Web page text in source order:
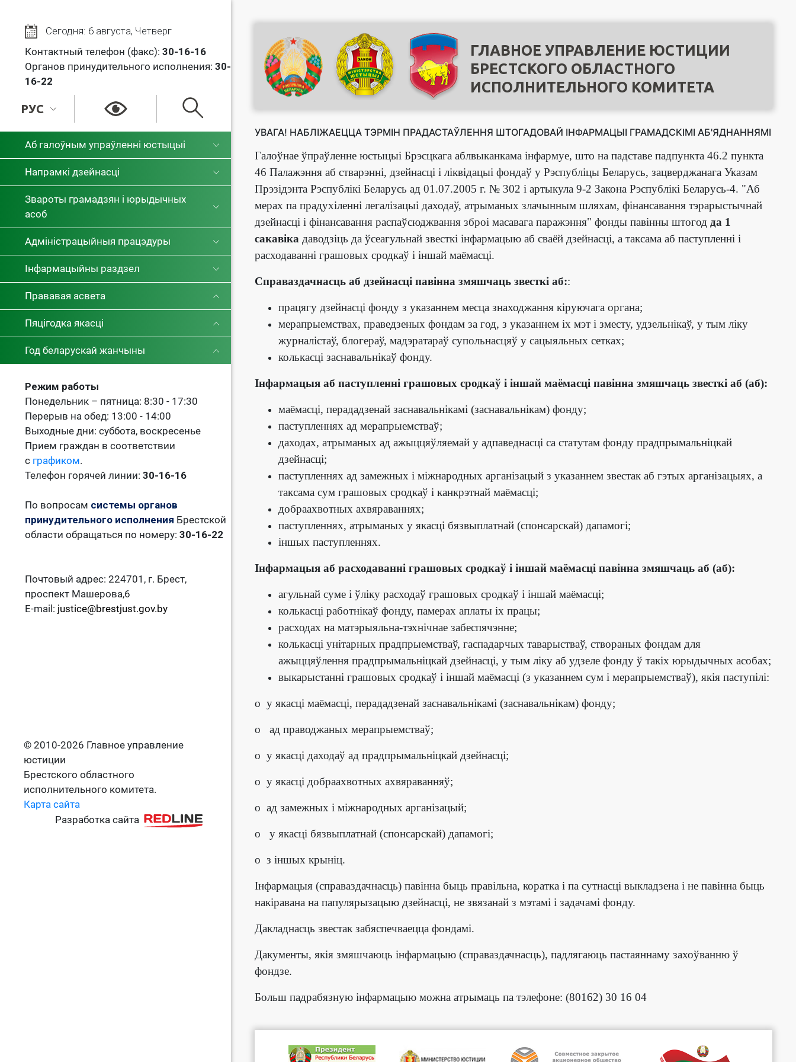
Сегодня: 6 августа, Четверг
Контактный телефон (факс): 30-16-16
Органов принудительного исполнения: 30-
16-22
РУС
Аб галоўным упраўленні юстыцыі
Напрамкі дзейнасці
Звароты грамадзян і юрыдычных
асоб
Адміністрацыйныя працэдуры
Інфармацыйны раздзел
Прававая асвета
Пяцігодка якасці
Год беларускай жанчыны
Режим работы
Понедельник – пятница: 8:30 - 17:30
Перерыв на обед: 13:00 - 14:00
Выходные дни: суббота, воскресенье
Прием граждан в соответствии
с графиком.
Телефон горячей линии: 30-16-16
По вопросам системы органов
принудительного исполнения Брестской
области обращаться по номеру: 30-16-22
Почтовый адрес: 224701, г. Брест,
проспект Машерова,6
E-mail: justice@brestjust.gov.by
© 2010-2026 Главное управление
юстиции
Брестского областного
исполнительного комитета.
Карта сайта
Разработка сайта
ГЛАВНОЕ УПРАВЛЕНИЕ ЮСТИЦИИ
БРЕСТСКОГО ОБЛАСТНОГО
ИСПОЛНИТЕЛЬНОГО КОМИТЕТА
УВАГА! НАБЛІЖАЕЦЦА ТЭРМІН ПРАДАСТАЎЛЕННЯ ШТОГАДОВАЙ ІНФАРМАЦЫІ ГРАМАДСКІМІ АБ'ЯДНАННЯМІ
Галоўнае ўпраўленне юстыцыі Брэсцкага аблвыканкама інфармуе, што на падставе падпункта 46.2 пункта
46 Палажэння аб стварэнні, дзейнасці і ліквідацыі фондаў у Рэспубліцы Беларусь, зацверджанага Указам
Прэзідэнта Рэспублікі Беларусь ад 01.07.2005 г. № 302 і артыкула 9-2 Закона Рэспублікі Беларусь-4. "Аб
мерах па прадухіленні легалізацыі даходаў, атрыманых злачынным шляхам, фінансавання тэрарыстычнай
дзейнасці і фінансавання распаўсюджвання зброі масавага паражэння" фонды павінны штогод да 1
сакавіка даводзіць да ўсеагульнай звесткі інфармацыю аб сваёй дзейнасці, а таксама аб паступленні і
расходаванні грашовых сродкаў і іншай маёмасці.
Справаздачнасць аб дзейнасці павінна змяшчаць звесткі аб::
працягу дзейнасці фонду з указаннем месца знаходжання кіруючага органа;
мерапрыемствах, праведзеных фондам за год, з указаннем іх мэт і зместу, удзельнікаў, у тым ліку
журналістаў, блогераў, мадэратараў супольнасцяў у сацыяльных сетках;
колькасці заснавальнікаў фонду.
Інфармацыя аб паступленні грашовых сродкаў і іншай маёмасці павінна змяшчаць звесткі аб (аб):
маёмасці, перададзенай заснавальнікамі (заснавальнікам) фонду;
паступленнях ад мерапрыемстваў;
даходах, атрыманых ад ажыццяўляемай у адпаведнасці са статутам фонду прадпрымальніцкай
дзейнасці;
паступленнях ад замежных і міжнародных арганізацый з указаннем звестак аб гэтых арганізацыях, а
таксама сум грашовых сродкаў і канкрэтнай маёмасці;
добраахвотных ахвяраваннях;
паступленнях, атрыманых у якасці бязвыплатнай (спонсарскай) дапамогі;
іншых паступленнях.
Інфармацыя аб расходаванні грашовых сродкаў і іншай маёмасці павінна змяшчаць аб (аб):
агульнай суме і ўліку расходаў грашовых сродкаў і іншай маёмасці;
колькасці работнікаў фонду, памерах аплаты іх працы;
расходах на матэрыяльна-тэхнічнае забеспячэнне;
колькасці унітарных прадпрыемстваў, гаспадарчых таварыстваў, створаных фондам для
ажыццяўлення прадпрымальніцкай дзейнасці, у тым ліку аб удзеле фонду ў такіх юрыдычных асобах;
выкарыстанні грашовых сродкаў і іншай маёмасці (з указаннем сум і мерапрыемстваў), якія паступілі:
o у якасці маёмасці, перададзенай заснавальнікамі (заснавальнікам) фонду;
o ад праводжаных мерапрыемстваў;
o у якасці даходаў ад прадпрымальніцкай дзейнасці;
o у якасці добраахвотных ахвяраванняў;
o ад замежных і міжнародных арганізацый;
o у якасці бязвыплатнай (спонсарскай) дапамогі;
o з іншых крыніц.
Інфармацыя (справаздачнасць) павінна быць правільна, коратка і па сутнасці выкладзена і не павінна быць
накіравана на папулярызацыю дзейнасці, не звязанай з мэтамі і задачамі фонду.
Дакладнасць звестак забяспечваецца фондамі.
Дакументы, якія змяшчаюць інфармацыю (справаздачнасць), падлягаюць пастаяннаму захоўванню ў
фондзе.
Больш падрабязную інфармацыю можна атрымаць па тэлефоне: (80162) 30 16 04